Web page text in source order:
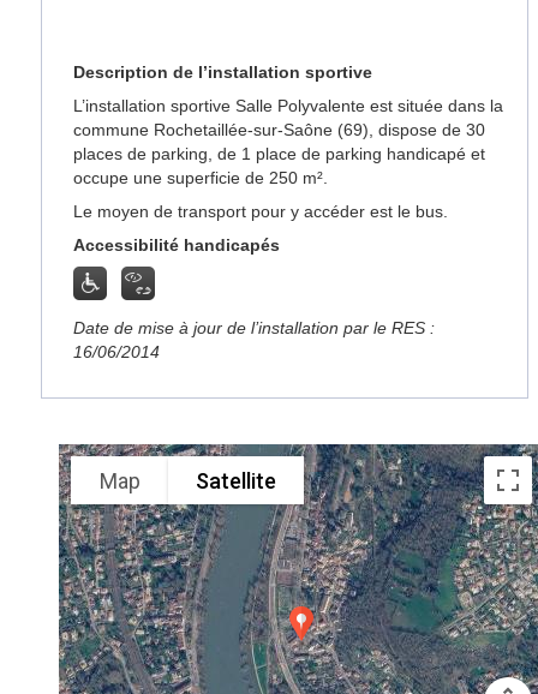
Description de l’installation sportive
L’installation sportive Salle Polyvalente est située dans la
commune Rochetaillée-sur-Saône (69), dispose de 30
places de parking, de 1 place de parking handicapé et
occupe une superficie de 250 m².
Le moyen de transport pour y accéder est le bus.
Accessibilité handicapés
Date de mise à jour de l’installation par le RES :
16/06/2014
Map Satellite